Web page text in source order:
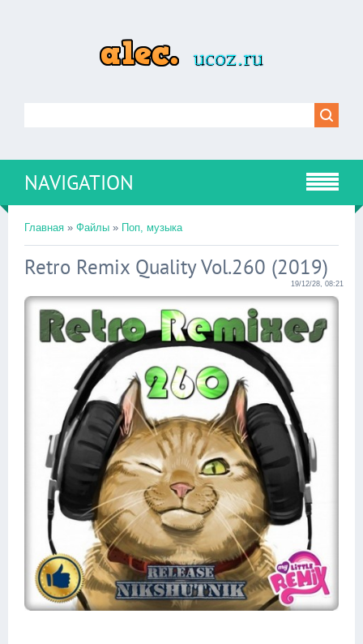
NAVIGATION
Главная » Файлы » Поп, музыка
Retro Remix Quality Vol.260 (2019)
19/12/28, 08:21